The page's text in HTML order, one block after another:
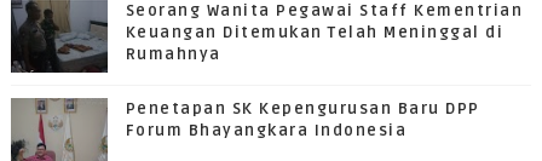
Seorang Wanita Pegawai Staff Kementrian
Keuangan Ditemukan Telah Meninggal di
Rumahnya
Penetapan SK Kepengurusan Baru DPP
Forum Bhayangkara Indonesia